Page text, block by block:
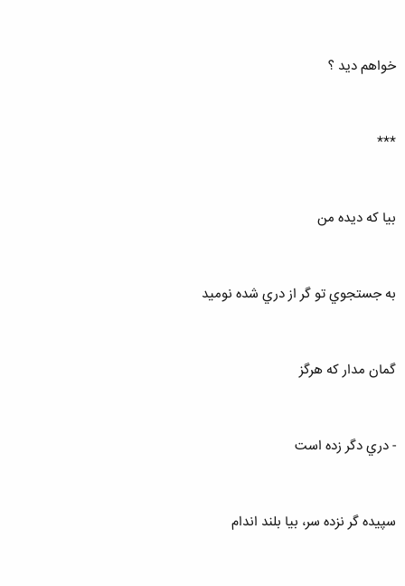
خواهم ديد ؟
***
بيا كه ديده من
به جستجوي تو گر از دري شده نوميد
گمان مدار كه هرگز
- دري دگر زده است
سپيده گر نزده سر، بيا بلند اندام